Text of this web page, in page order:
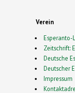
Verein
Esperanto-
Zeitschrift:
Deutsche
Deutscher
Impressum